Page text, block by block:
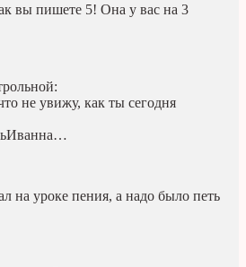
вы пишeте 5! Она у вас на 3
не увижу, как ты сегодня
на уроке пения, а надо было петь